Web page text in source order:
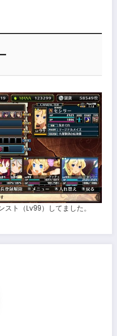
ト（Lv99）してました。